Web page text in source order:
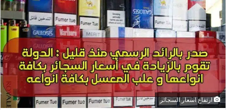
ارتفاع اسعار السجائر